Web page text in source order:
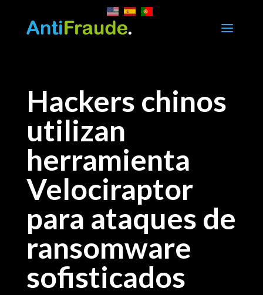
a
Hackers chinos
utilizan
herramienta
Velociraptor
para ataques de
ransomware
sofisticados